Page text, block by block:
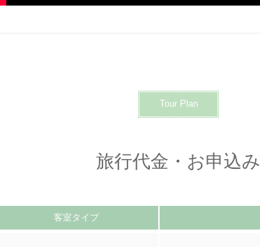
Tour Plan
旅行代金・お申込み
客室タイプ